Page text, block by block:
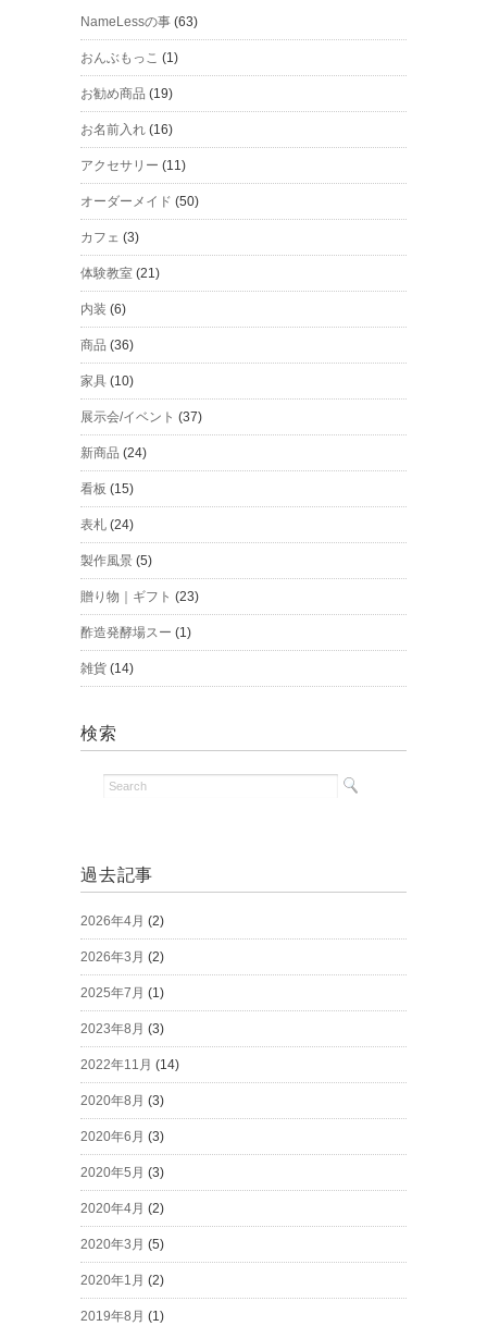
NameLessの事 (63)
おんぶもっこ (1)
お勧め商品 (19)
お名前入れ (16)
アクセサリー (11)
オーダーメイド (50)
カフェ (3)
体験教室 (21)
内装 (6)
商品 (36)
家具 (10)
展示会/イベント (37)
新商品 (24)
看板 (15)
表札 (24)
製作風景 (5)
贈り物｜ギフト (23)
酢造発酵場スー (1)
雑貨 (14)
検索
過去記事
2026年4月 (2)
2026年3月 (2)
2025年7月 (1)
2023年8月 (3)
2022年11月 (14)
2020年8月 (3)
2020年6月 (3)
2020年5月 (3)
2020年4月 (2)
2020年3月 (5)
2020年1月 (2)
2019年8月 (1)